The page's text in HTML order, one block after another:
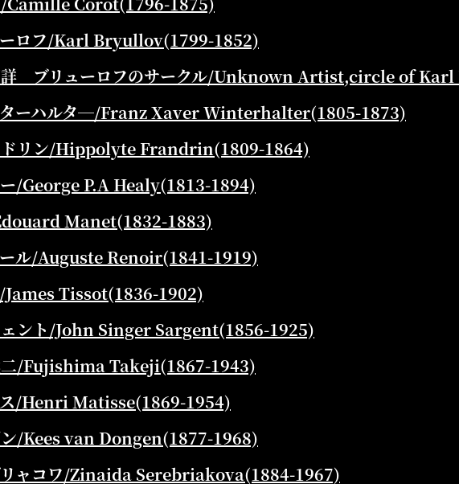
ーロフ/Karl Bryullov(1799-1852)
詳 ブリューロフのサークル/Unknown Artist,circle of
ターハルタ―/Franz Xaver Winterhalter(1805-1873)
ドリン/Hippolyte Frandrin(1809-1864)
ー/George P.A Healy(1813-1894)
Manet(1832-1883)
ル/Auguste Renoir(1841-1919)
/James Tissot(1836-1902)
ェント/John Singer Sargent(1856-1925)
二/Fujishima Takeji(1867-1943)
ス/Henri Matisse(1869-1954)
ン/Kees van Dongen(1877-1968)
リャコワ/Zinaida Serebriakova(1884-1967)